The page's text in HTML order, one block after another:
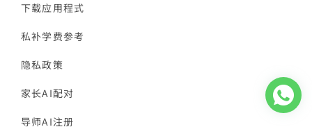
下载应用程式
私补学费参考
隐私政策
家长AI配对
导师AI注册